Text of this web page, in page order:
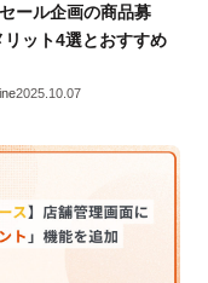
ール企画の商品募
ット4選とおすすめ
2025.10.07